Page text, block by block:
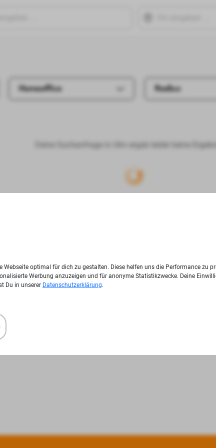
Homeoffice Radius
Deine Suchanfrage in Ulm ergab leider keine
optimal für dich zu gestalten. Diese helfen uns die Performance zu
Werbung anzuzeigen und für anonyme Statistikzwecke. Deine
Du in unserer Datenschutzerklärung.